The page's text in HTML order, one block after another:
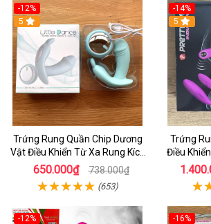
-12%
5
Trứng Rung Quần Chip Dương
Vật Điều Khiển Từ Xa Rung Kích
thích Nữ - shopthaiduong.com
650.000₫ 738.000₫
(653)
-14%
5
Trứng Rung
Điều
-12%
-16%